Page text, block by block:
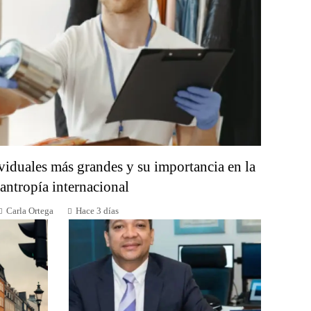
más grandes y su importancia en la
internacional
Carla Ortega Hace 3 días